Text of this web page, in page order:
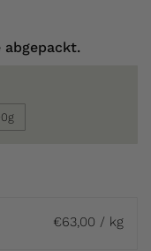
€63,00 / kg